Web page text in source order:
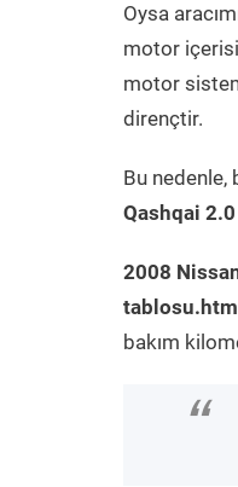
Oysa
motor
motor
dirençtir.
Bu nedenle,
Qashqai
2008
tablosu.html
bakım
“